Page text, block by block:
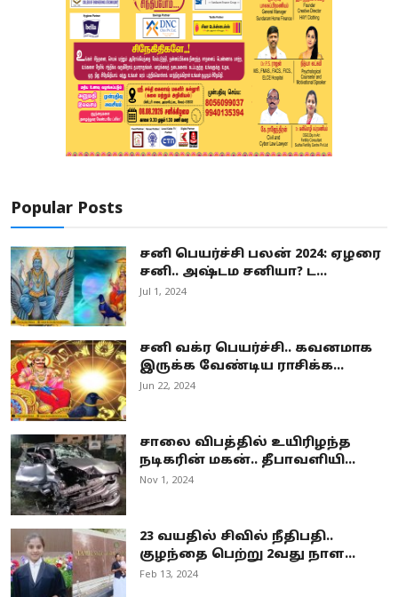
Popular Posts
சனி பெயர்ச்சி பலன் 2024: ஏழரை
சனி.. அஷ்டம சனியா? ட...
Jul 1, 2024
சனி வக்ர பெயர்ச்சி.. கவனமாக
இருக்க வேண்டிய ராசிக்க...
Jun 22, 2024
சாலை விபத்தில் உயிரிழந்த
நடிகரின் மகன்.. தீபாவளியி...
Nov 1, 2024
23 வயதில் சிவில் நீதிபதி..
குழந்தை பெற்று 2வது நாள...
Feb 13, 2024